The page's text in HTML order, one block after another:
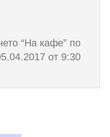
“На кафе” по
от 9:30